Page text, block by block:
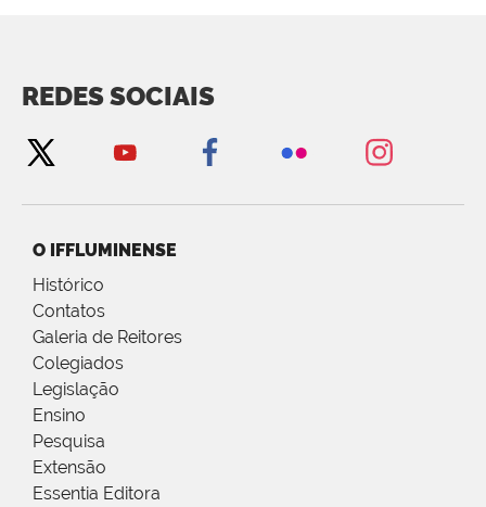
REDES SOCIAIS
O IFFLUMINENSE
Histórico
Contatos
Galeria de Reitores
Colegiados
Legislação
Ensino
Pesquisa
Extensão
Essentia Editora